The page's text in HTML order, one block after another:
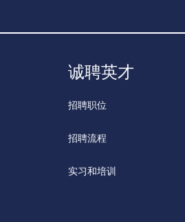
诚聘英才
招聘职位
招聘流程
实习和培训